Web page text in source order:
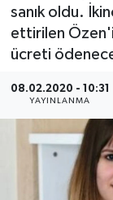
sanık oldu.
ettirilen
ücreti
08.02.2020 - 10:31
YAYINLANMA